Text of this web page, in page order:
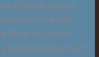
in Stand gesetzt,
wieder ernähren,
Worte zu fassen.
gelöst werden. Ich